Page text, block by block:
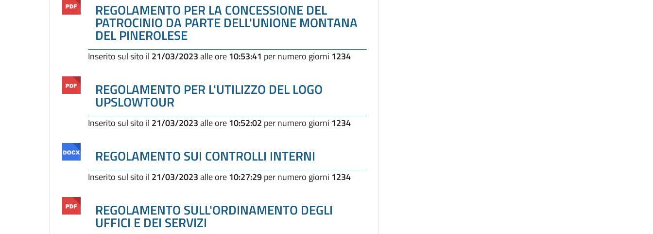
REGOLAMENTO PER LA CONCESSIONE DEL
PATROCINIO DA PARTE DELL'UNIONE MONTANA
DEL PINEROLESE
Inserito sul sito il 21/03/2023alle ore10:53:41 per numero giorni 1234
REGOLAMENTO PER L'UTILIZZO DEL LOGO
UPSLOWTOUR
Inserito sul sito il 21/03/2023alle ore10:52:02 per numero giorni 1234
REGOLAMENTO SUI CONTROLLI INTERNI
Inserito sul sito il 21/03/2023alle ore10:27:29per numero giorni 1234
REGOLAMENTO SULL'ORDINAMENTO DEGLI
UFFICI E DEI SERVIZI